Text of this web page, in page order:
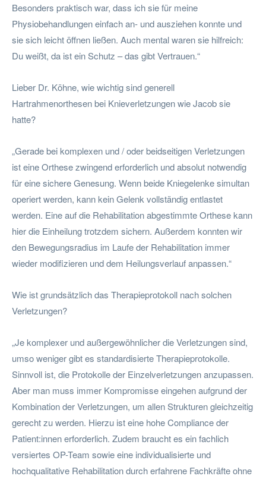
Besonders praktisch war, dass ich sie für meine
Physiobehandlungen einfach an- und ausziehen konnte und
sie sich leicht öffnen ließen. Auch mental waren sie hilfreich:
Du weißt, da ist ein Schutz – das gibt Vertrauen.“
Lieber Dr. Köhne, wie wichtig sind generell
Hartrahmenorthesen bei Knieverletzungen wie Jacob sie
hatte?
„Gerade bei komplexen und / oder beidseitigen Verletzungen
ist eine Orthese zwingend erforderlich und absolut notwendig
für eine sichere Genesung. Wenn beide Kniegelenke simultan
operiert werden, kann kein Gelenk vollständig entlastet
werden. Eine auf die Rehabilitation abgestimmte Orthese kann
hier die Einheilung trotzdem sichern. Außerdem konnten wir
den Bewegungsradius im Laufe der Rehabilitation immer
wieder modifizieren und dem Heilungsverlauf anpassen.“
Wie ist grundsätzlich das Therapieprotokoll nach solchen
Verletzungen?
„Je komplexer und außergewöhnlicher die Verletzungen sind,
umso weniger gibt es standardisierte Therapieprotokolle.
Sinnvoll ist, die Protokolle der Einzelverletzungen anzupassen.
Aber man muss immer Kompromisse eingehen aufgrund der
Kombination der Verletzungen, um allen Strukturen gleichzeitig
gerecht zu werden. Hierzu ist eine hohe Compliance der
Patient:innen erforderlich. Zudem braucht es ein fachlich
versiertes OP-Team sowie eine individualisierte und
hochqualitative Rehabilitation durch erfahrene Fachkräfte ohne